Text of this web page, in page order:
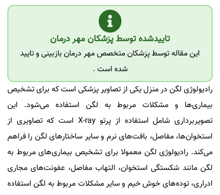
تاییدشده توسط پزشکان مهر درمان
این مقاله توسط پزشکان متخصص مهر درمان بازبینی و تایید
شده است .
رادیولوژی لگن در منزل یکی از تصاویر پزشکی است که برای تشخیص
بیماری‌ها و مشکلات مربوط به لگن استفاده می‌شود. این
تصویربرداری شامل استفاده از پرتو X-ray است که تصاویری از
استخوان‌ها، مفاصل، بافت‌های نرم و سایر ساختارهای لگن را فراهم
می‌کند. رادیولوژی لگن معمولا برای تشخیص بیماری‌های مربوط به
لگن مانند شکستگی استخوان، التهاب مفاصل، عفونت‌های مجاری
ادراری، توده‌های خوش خیم و سایر مشکلات مربوط به لگن استفاده